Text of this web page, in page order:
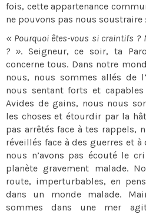
fois, cette appartenance
ne pouvons pas nous soustraire
« Pourquoi êtes-vous si craintifs ?
? ». Seigneur, ce soir, ta
concerne tous. Dans notre
nous, nous sommes allés de
nous sentant forts et
Avides de gains, nous nous
les choses et étourdir par la
pas arrêtés face à tes rappels,
réveillés face à des guerres et
nous n’avons pas écouté le
planète gravement malade.
route, imperturbables, en
dans un monde malade.
sommes dans une mer